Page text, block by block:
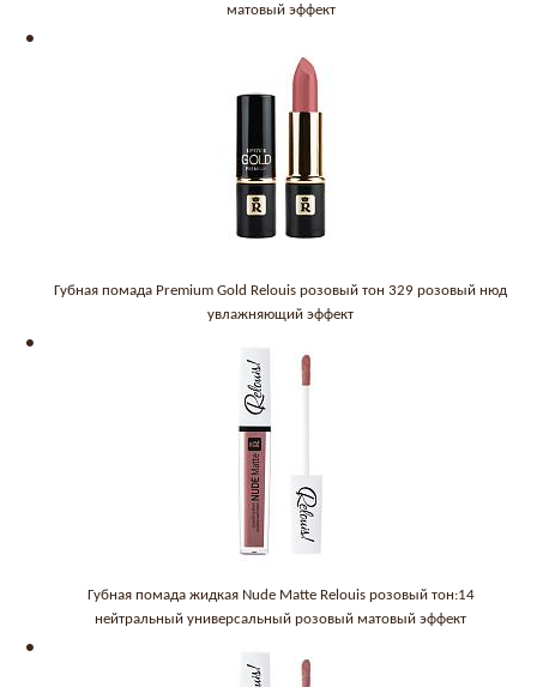
матовый эффект
Губная помада Premium Gold Relouis розовый тон 329 розовый нюд
увлажняющий эффект
Губная помада жидкая Nude Matte Relouis розовый тон:14
нейтральный универсальный розовый матовый эффект